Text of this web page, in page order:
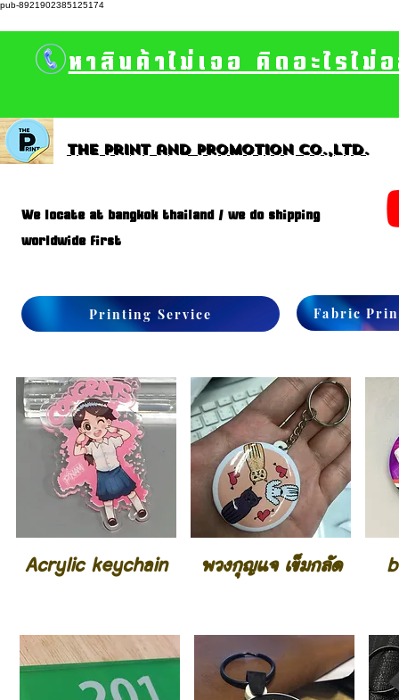
pub-8921902385125174
หาสินค้าไม่เจอ คิดอะไรไ
The print and promotion CO.,Ltd.
We locate at bangkok thailand / we do shipping
worldwide first
Printing Service Fabric
Acrylic keychain พวงกุญแจ เข็มกลัด